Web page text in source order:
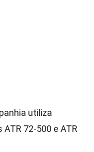
utiliza
72-500 e ATR